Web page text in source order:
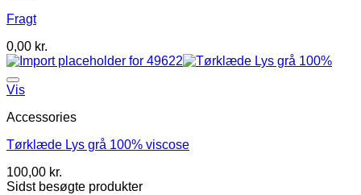
Fragt
0,00 kr.
Vis
Accessories
Tørklæde Lys grå 100% viscose
100,00 kr.
Sidst besøgte produkter